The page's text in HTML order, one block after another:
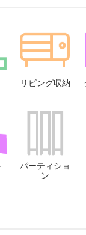
リビング収納
パーティショ
ン